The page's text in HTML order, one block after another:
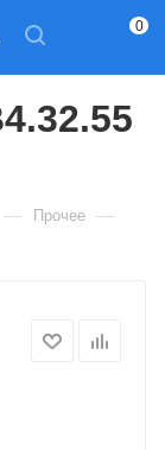
0
— Прочее —